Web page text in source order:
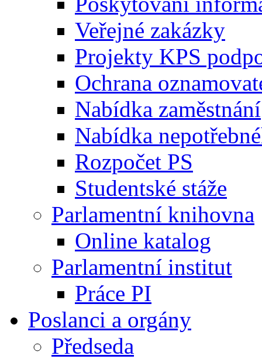
Veřejné zakázky
Projekty KPS
Ochrana
Nabídka zaměstnání
Nabídka
Rozpočet PS
Studentské stáže
Parlamentní knihovna
Online katalog
Parlamentní institut
Práce PI
Poslanci a orgány
Předseda